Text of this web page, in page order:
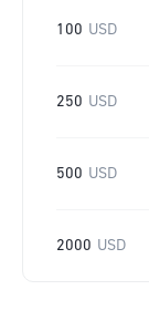
100 USD
250 USD
500 USD
2000 USD